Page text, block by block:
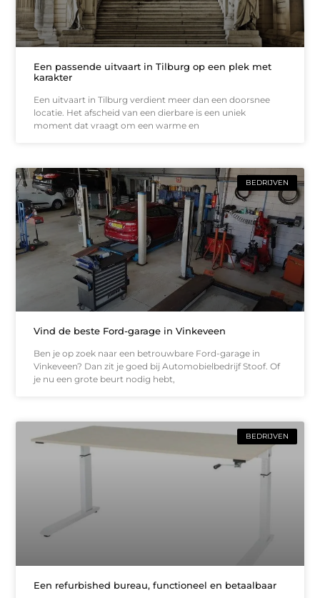
Een passende uitvaart in Tilburg op een plek met
karakter
Een uitvaart in Tilburg verdient meer dan een doorsnee
locatie. Het afscheid van een dierbare is een uniek
moment dat vraagt om een warme en
BEDRIJVEN
Vind de beste Ford-garage in Vinkeveen
Ben je op zoek naar een betrouwbare Ford-garage in
Vinkeveen? Dan zit je goed bij Automobielbedrijf Stoof. Of
je nu een grote beurt nodig hebt,
BEDRIJVEN
Een refurbished bureau, functioneel en betaalbaar